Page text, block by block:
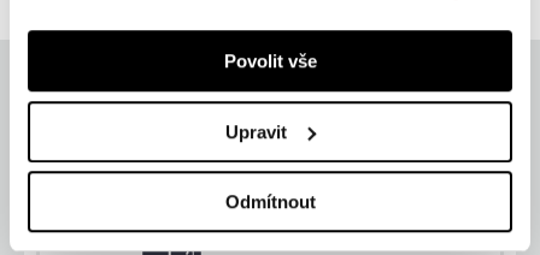
Povolit vše
Upravit
Odmítnout
Aktuálně
134 231 ks